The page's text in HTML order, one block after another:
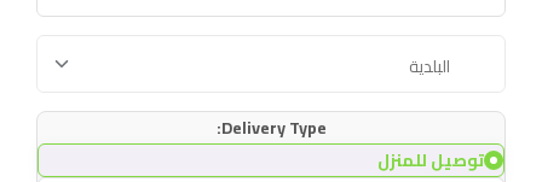
Delivery Type:
توصيل للمنزل